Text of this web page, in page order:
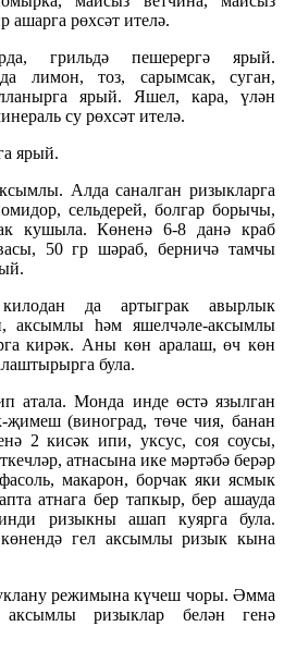
ашарга рөхсәт ителә.
грильдә пешерергә ярый.
лимон, тоз, сарымсак, суган,
ярый. Яшел, кара, үлән
су рөхсәт ителә.
ярый.
Алда саналган ризыкларга
сельдерей, болгар борычы,
кушыла. Көненә 6-8 данә краб
50 гр шәраб, берничә тамчы
да артыграк авырлык
аксымлы һәм яшелчәле-аксымлы
кирәк. Аны көн аралаш, өч көн
була.
атала. Монда инде өстә язылган
җимеш (виноград, төче чия, банан
2 кисәк ипи, уксус, соя соусы,
атнасына ике мәртәбә берәр
макарон, борчак яки ясмык
атнага бер тапкыр, бер ашауда
ризыкны ашап куярга була.
гел аксымлы ризык кына
режимына күчеш чоры. Әмма
ризыклар белән генә